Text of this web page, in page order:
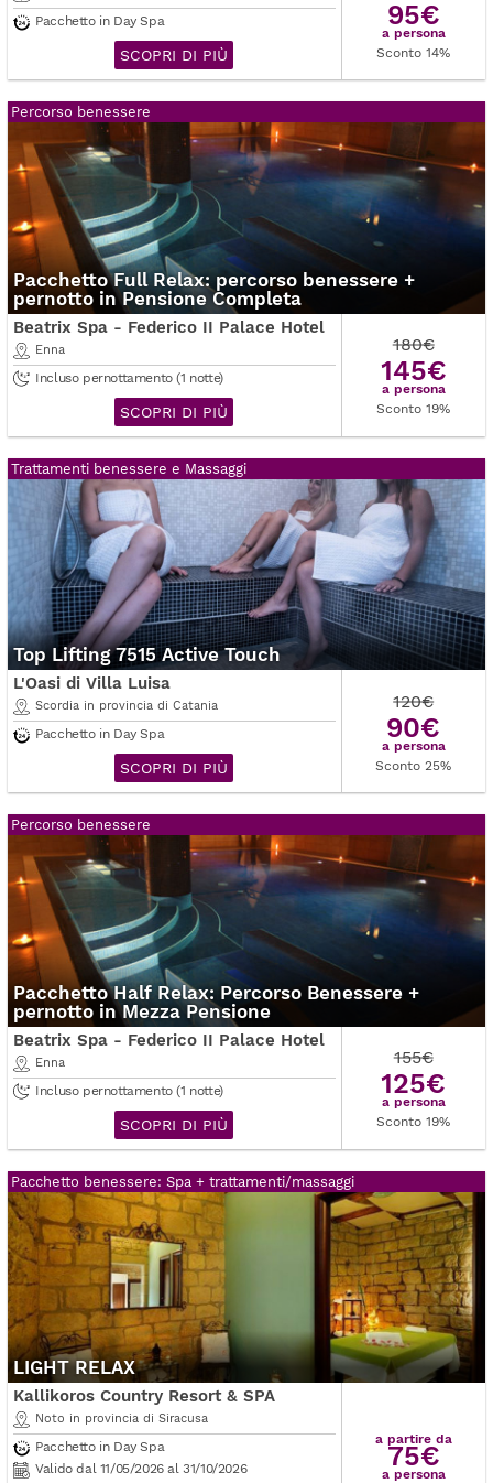
Pacchetto in Day Spa
SCOPRI DI PIÙ
95€
a persona
Sconto 14%
Percorso benessere
Pacchetto Full Relax: percorso benessere +
pernotto in Pensione Completa
Beatrix Spa - Federico II Palace Hotel
Enna
Incluso pernottamento (1 notte)
SCOPRI DI PIÙ
180€
145€
a persona
Sconto 19%
Trattamenti benessere e Massaggi
Top Lifting 7515 Active Touch
L'Oasi di Villa Luisa
Scordia in provincia di Catania
Pacchetto in Day Spa
SCOPRI DI PIÙ
120€
90€
a persona
Sconto 25%
Percorso benessere
Pacchetto Half Relax: Percorso Benessere +
pernotto in Mezza Pensione
Beatrix Spa - Federico II Palace Hotel
Enna
Incluso pernottamento (1 notte)
SCOPRI DI PIÙ
155€
125€
a persona
Sconto 19%
Pacchetto benessere: Spa + trattamenti/massaggi
LIGHT RELAX
Kallikoros Country Resort & SPA
Noto in provincia di Siracusa
Pacchetto in Day Spa
Valido dal 11/05/2026 al 31/10/2026
a partire da
75€
a persona